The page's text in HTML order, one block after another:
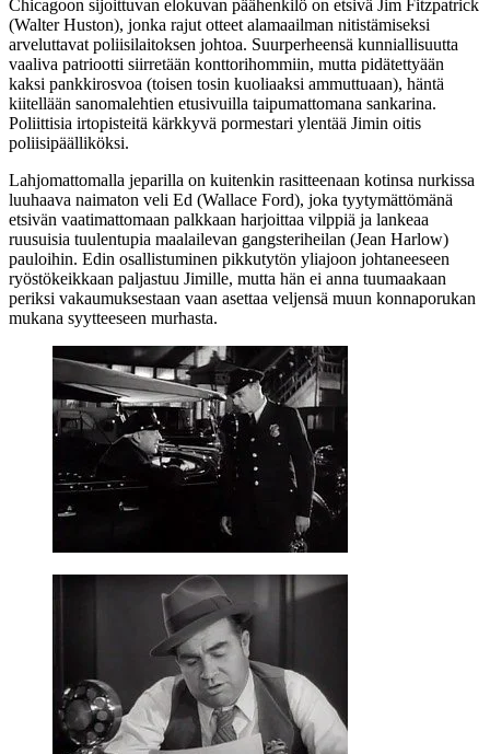
Chicagoon sijoittuvan elokuvan päähenkilö on etsivä Jim Fitzpatrick
(Walter Huston), jonka rajut otteet alamaailman nitistämiseksi
arveluttavat poliisilaitoksen johtoa. Suurperheensä kunniallisuutta
vaaliva patriootti siirretään konttorihommiin, mutta pidätettyään
kaksi pankkirosvoa (toisen tosin kuoliaaksi ammuttuaan), häntä
kiitellään sanomalehtien etusivuilla taipumattomana sankarina.
Poliittisia irtopisteitä kärkkyvä pormestari ylentää Jimin oitis
poliisipäälliköksi.
Lahjomattomalla jeparilla on kuitenkin rasitteenaan kotinsa nurkissa
luuhaava naimaton veli Ed (Wallace Ford), joka tyytymättömänä
etsivän vaatimattomaan palkkaan harjoittaa vilppiä ja lankeaa
ruusuisia tuulentupia maalailevan gangsteriheilan (Jean Harlow)
pauloihin. Edin osallistuminen pikkutytön yliajoon johtaneeseen
ryöstökeikkaan paljastuu Jimille, mutta hän ei anna tuumaakaan
periksi vakaumuksestaan vaan asettaa veljensä muun konnaporukan
mukana syytteeseen murhasta.